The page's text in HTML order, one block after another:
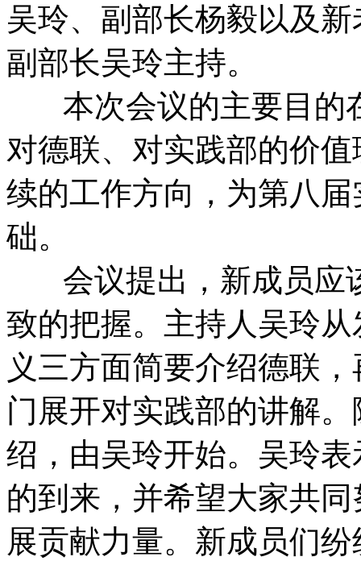
吴玲、副部长杨毅以及
副部长吴玲主持。
本次会议的主要目的
对德联、对实践部的价
续的工作方向，为第八
础。
会议提出，新成员应
致的把握。主持人吴玲
义三方面简要介绍德联
门展开对实践部的讲解
绍，由吴玲开始。吴玲
的到来，并希望大家共
展贡献力量。新成员们